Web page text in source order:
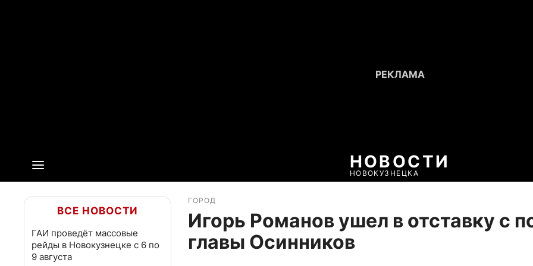
НОВОСТИ
НОВОКУЗНЕЦКА
ВСЕ НОВОСТИ
ГАИ проведёт массовые
рейды в Новокузнецке с 6 по
9 августа
ГОРОД
Игорь Романов ушел в отставку с
главы Осинников